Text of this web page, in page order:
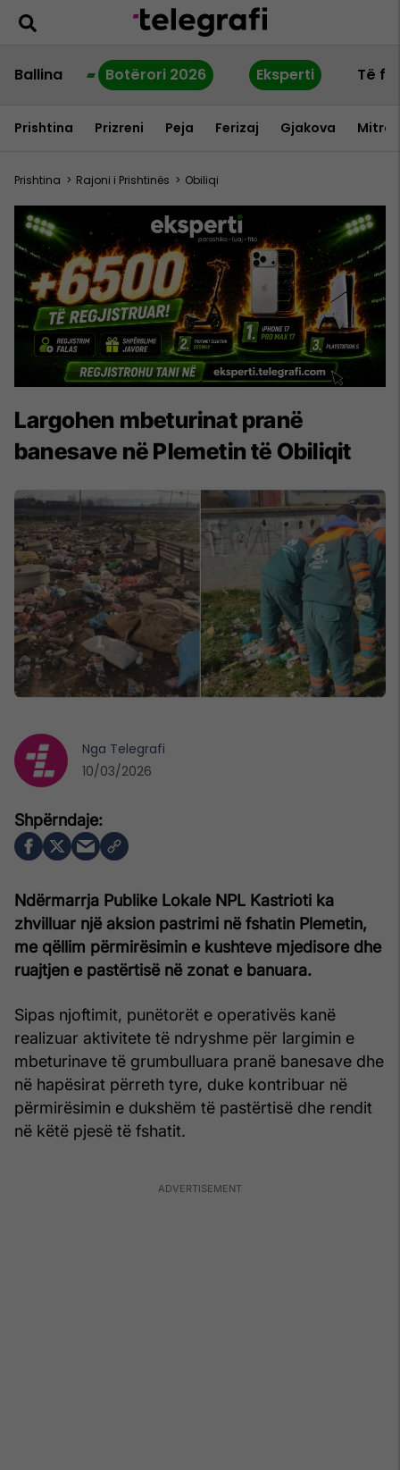
Ballina Botërori 2026 Eksperti Të
Prishtina Prizreni Peja Ferizaj Gjakova
Prishtina > Rajoni i Prishtinës > Obiliqi
Largohen mbeturinat pranë
banesave në Plemetin të Obiliqit
Ndërmarrja Publike Lokale NPL Kastrioti ka
zhvilluar një aksion pastrimi në fshatin Plemetin,
me qëllim përmirësimin e kushteve mjedisore dhe
ruajtjen e pastërtisë në zonat e banuara.
Sipas njoftimit, punëtorët e operativës kanë
realizuar aktivitete të ndryshme për largimin e
mbeturinave të grumbulluara pranë banesave dhe
në hapësirat përreth tyre, duke kontribuar në
përmirësimin e dukshëm të pastërtisë dhe rendit
në këtë pjesë të fshatit.
Nga Telegrafi
10/03/2026